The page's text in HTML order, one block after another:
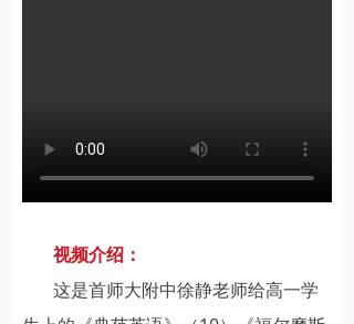
视频介绍：
这是首师大附中徐静老师给高一学